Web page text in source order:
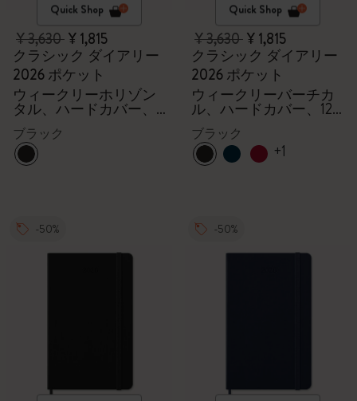
Quick Shop
¥ 3,630¥ 1,815
クラシック ダイアリー
2026 ポケット
ウィークリーホリゾン
タル、ハードカバー、
12ヶ月
ブラック
Quick Shop
¥ 3,630¥ 1,815
クラシック ダイアリー
2026 ポケット
ウィークリーバーチカ
ル、ハードカバー、12
ヶ月
ブラック
+1
-50% -50%